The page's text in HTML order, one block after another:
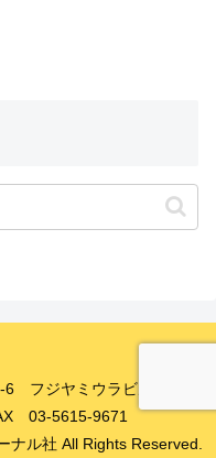
6 フジヤミウラビル8F
03-5615-9671
ル社 All Rights Reserved.